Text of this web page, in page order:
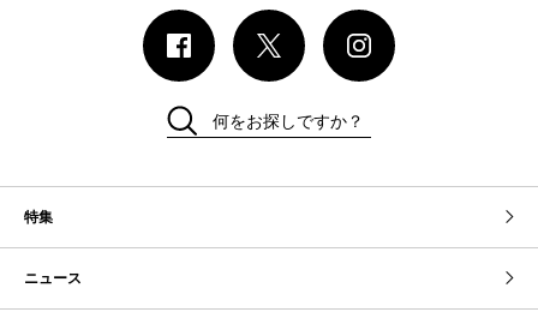
特集
ニュース
何をお探しですか？